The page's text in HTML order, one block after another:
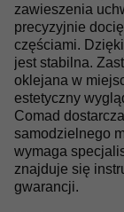
zawieszenia
precyzyjnie
częściami.
jest stabilna.
oklejana w
estetyczny
Comad
samodzielnego
wymaga
znajduje się
gwarancji.